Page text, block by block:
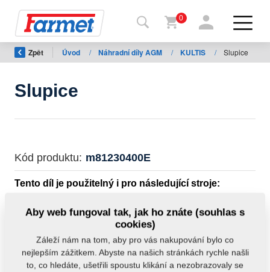
Zpět
na
Farmet
shop
Moje
stroje
stažení
0
Zpět Úvod / Náhradní díly AGM / KULTIS / Slupice
Slupice
Kód produktu: m81230400E
Tento díl je použitelný i pro následující stroje:
Aby web fungoval tak, jak ho znáte (souhlas s
cookies)
Záleží nám na tom, aby pro vás nakupování bylo co
nejlepším zážitkem. Abyste na našich stránkách rychle našli
to, co hledáte, ušetřili spoustu klikání a nezobrazovaly se